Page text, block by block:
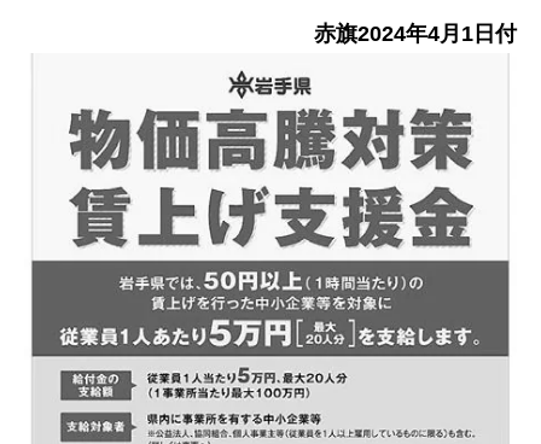
赤旗2024年4月1日付